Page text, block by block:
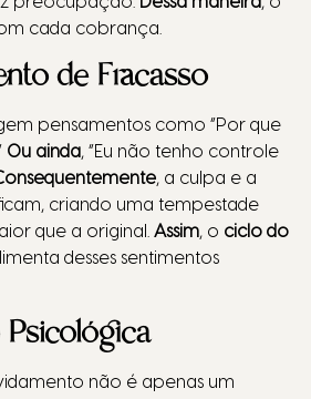
cada cobrança.
de Fracasso
pensamentos como “Por que
Ou ainda, “Eu não tenho controle
, a culpa e a
criando uma tempestade
que a original. Assim, o ciclo do
desses sentimentos
não é apenas um